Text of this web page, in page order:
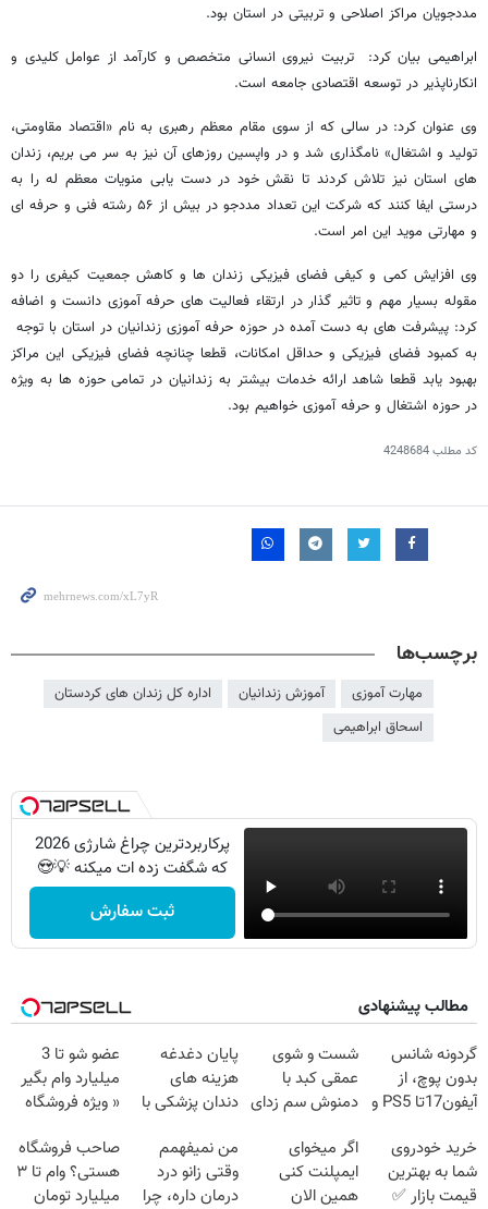
مددجویان مراکز اصلاحی و تربیتی در استان بود.
ابراهیمی بیان کرد: تربیت نیروی انسانی متخصص و کارآمد از عوامل کلیدی و
انکارناپذیر در توسعه اقتصادی جامعه است.
وی عنوان کرد:‌ در سالی که از سوی مقام معظم رهبری به نام «اقتصاد مقاومتی،
تولید و اشتغال» نامگذاری شد و در واپسین روزهای آن نیز به سر می بریم، زندان
های استان نیز تلاش کردند تا نقش خود در دست یابی منویات معظم له را به
درستی ایفا کنند که شرکت این تعداد مددجو در بیش از ۵۶ رشته فنی و حرفه ای
و مهارتی موید این امر است.
وی افزایش کمی و کیفی فضای فیزیکی زندان ها و کاهش جمعیت کیفری را دو
مقوله بسیار مهم و تاثیر گذار در ارتقاء فعالیت های حرفه آموزی دانست و اضافه
کرد: پیشرفت های به دست آمده در حوزه حرفه آموزی زندانیان در استان با توجه
به کمبود فضای فیزیکی و حداقل امکانات، قطعا چنانچه فضای فیزیکی این مراکز
بهبود یابد قطعا شاهد ارائه خدمات بیشتر به زندانیان در تمامی حوزه ها به ویژه
در حوزه اشتغال و حرفه آموزی خواهیم بود.
کد مطلب4248684
برچسب‌ها
مهارت آموزی آموزش زندانیان
اداره کل زندان های کردستان
اسحاق ابراهیمی
پرکاربردترین چراغ شارژی 2026
که شگفت زده ات میکنه 💡😍
ثبت سفارش
مطالب پیشنهادی
گردونه شانس
بدون پوچ، از
آیفون17تا PS5 و
دلار🔥
شست و شوی
عمقی کبد با
دمنوش سم زدای
پایان دغدغه
هزینه های
دندان پزشکی با
خانگی
عضو شو تا 3
میلیارد وام بگیر
« ویژه فروشگاه
خرید خودروی
شما به بهترین
قیمت بازار ✅
اگر میخوای
ایمپلنت کنی
همین الان
من نمیفهمم
وقتی زانو درد
درمان داره، چرا
صاحب فروشگاه
هستی؟ وام تا ۳
میلیارد تومان